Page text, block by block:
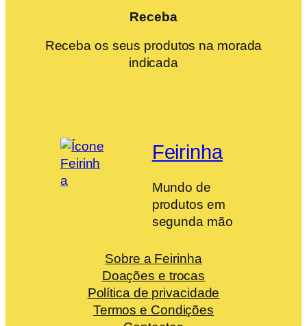
Receba
Receba os seus produtos na morada
indicada
Feirinha
Mundo de
produtos em
segunda mão
Sobre a Feirinha
Doações e trocas
Política de privacidade
Termos e Condições